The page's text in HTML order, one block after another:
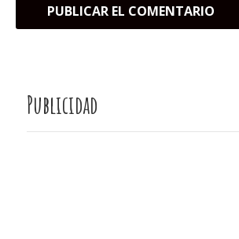
Publicidad